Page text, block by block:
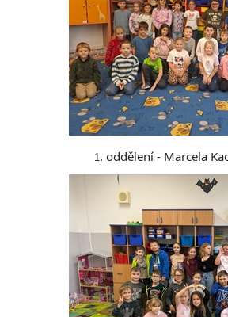
1. oddělení - Marcela